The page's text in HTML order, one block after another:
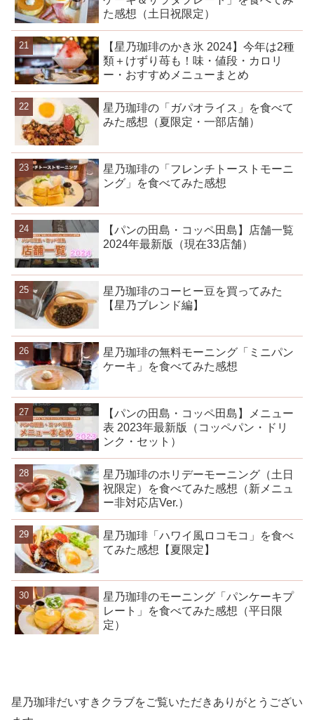
た感想（土日祝限定）
【星乃珈琲のかき氷 2024】今年は2種
類＋けずり苺も！味・値段・カロリ
ー・おすすめメニューまとめ
星乃珈琲の「ガパオライス」を食べて
みた感想（夏限定・一部店舗）
星乃珈琲の「フレンチトーストモーニ
ング」を食べてみた感想
【パンの田島・コッペ田島】店舗一覧
2024年最新版（現在33店舗）
星乃珈琲のコーヒー豆を買ってみた
【星乃ブレンド編】
星乃珈琲の無料モーニング「ミニパン
ケーキ」を食べてみた感想
【パンの田島・コッペ田島】メニュー
表 2023年最新版（コッペパン・ドリ
ンク・セット）
星乃珈琲のホリデーモーニング（土日
祝限定）を食べてみた感想（新メニュ
ー非対応店Ver.）
星乃珈琲「ハワイ風ロコモコ」を食べ
てみた感想【夏限定】
星乃珈琲のモーニング「パンケーキプ
レート」を食べてみた感想（平日限
定）
星乃珈琲だいすきクラブをご覧いただきありがとうござい